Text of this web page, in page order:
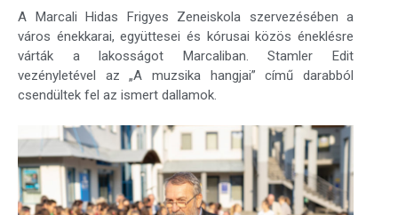
A Marcali Hidas Frigyes Zeneiskola szervezésében a
város énekkarai, együttesei és kórusai közös éneklésre
várták a lakosságot Marcaliban. Stamler Edit
vezényletével az „A muzsika hangjai” című darabból
csendültek fel az ismert dallamok.